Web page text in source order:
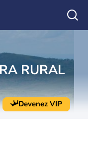
RURAL
Devenez VIP